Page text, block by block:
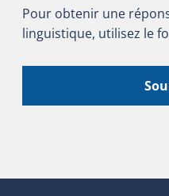
Pour obtenir une
linguistique, utilisez le